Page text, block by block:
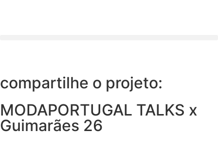
compartilhe o projeto:
MODAPORTUGAL TALKS x
Guimarães 26